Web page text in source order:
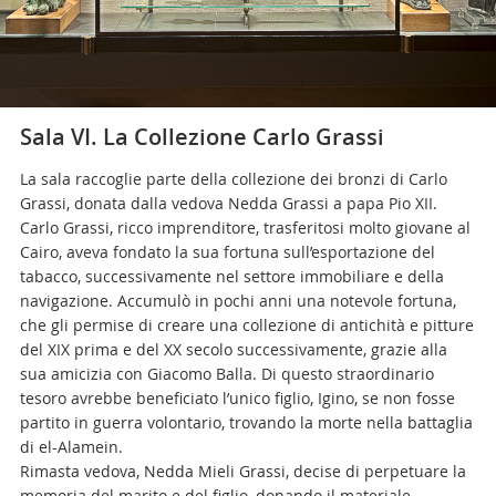
Sala VI. La Collezione Carlo Grassi
La sala raccoglie parte della collezione dei bronzi di Carlo
Grassi, donata dalla vedova Nedda Grassi a papa Pio XII.
Carlo Grassi, ricco imprenditore, trasferitosi molto giovane al
Cairo, aveva fondato la sua fortuna sull’esportazione del
tabacco, successivamente nel settore immobiliare e della
navigazione. Accumulò in pochi anni una notevole fortuna,
che gli permise di creare una collezione di antichità e pitture
del XIX prima e del XX secolo successivamente, grazie alla
sua amicizia con Giacomo Balla. Di questo straordinario
tesoro avrebbe beneficiato l’unico figlio, Igino, se non fosse
partito in guerra volontario, trovando la morte nella battaglia
di el-Alamein.
Rimasta vedova, Nedda Mieli Grassi, decise di perpetuare la